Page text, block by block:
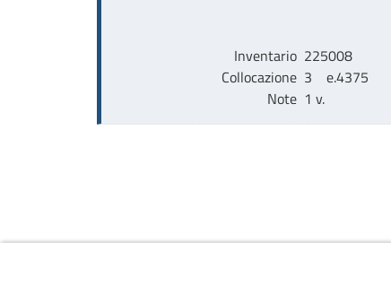
Inventario 225008
Collocazione 3    e.4375
Note 1 v.